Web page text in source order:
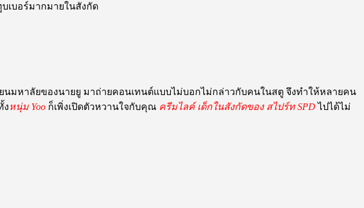
เบอร์มากมายในสังกัด
นมหาลัยของนายยู มาถ่ายคอนเทนต์แบบไม่บอกไม่กล่าวกับคนในสตู จึงทำให้หลายคน
งหนุ่ม Yoo ก็เพิ่งเปิดตัวหวานใจกับคุณ ครีมไลค์ เด็กในสังกัดของสไปร์ท SPD ไปได้ไม่